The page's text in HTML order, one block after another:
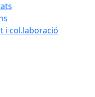
i col.laboració